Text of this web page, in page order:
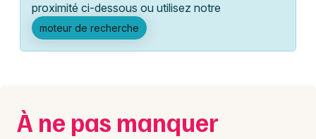
Manifestations
Foires & salons
Concerts
Marseille
Mulhouse
Nice
proximité ci-dessous ou utilisez notre
moteur de recherche
À ne pas manquer